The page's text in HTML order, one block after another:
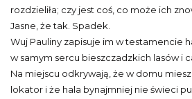
rozdzieliła; czy jest coś, co może ich
Jasne, że tak. Spadek.
Wuj Pauliny zapisuje im w testamencie
w samym sercu bieszczadzkich lasów i
Na miejscu odkrywają, że w domu
lokator i że hala bynajmniej nie świeci